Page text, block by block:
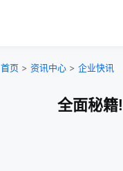
首页 > 资讯中心 > 企业快讯
全面秘籍